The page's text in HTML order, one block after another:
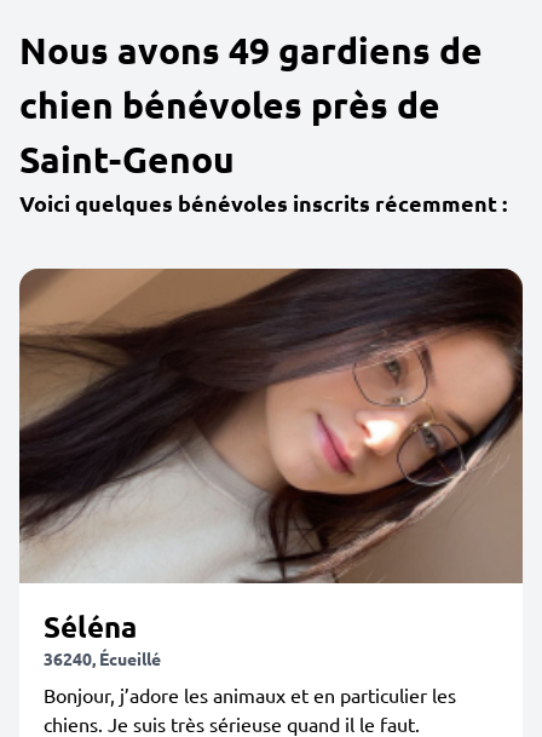
Nous avons 49 gardiens de
chien bénévoles près de
Saint-Genou
Voici quelques bénévoles inscrits récemment :
Séléna
36240, Écueillé
Bonjour, j’adore les animaux et en particulier les
chiens. Je suis très sérieuse quand il le faut.